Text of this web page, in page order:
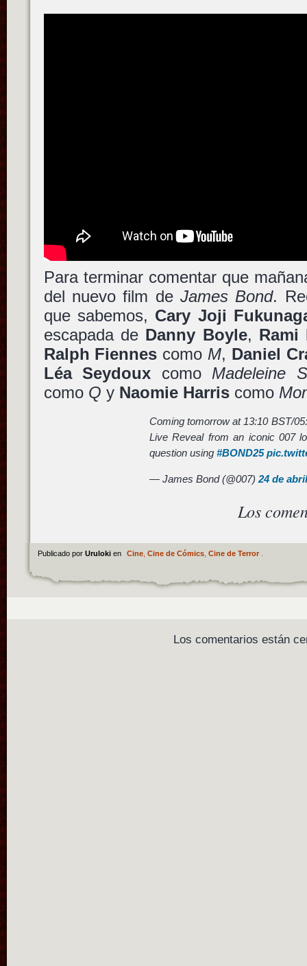
Para terminar comentar que
del nuevo film de James Bond.
que sabemos, Cary Joji
escapada de Danny Boyle, Rami
Ralph Fiennes como M, Daniel
Léa Seydoux como Madeleine
como Q y Naomie Harriscomo
Coming tomorrow at 13:10 BST/
Live Reveal from an iconic 007
question using#BOND25
— James Bond (@007)24 de
Los
Publicado por Uruloki en Cine, Cine de Cómics, Cine de Terror.
Los comentarios están